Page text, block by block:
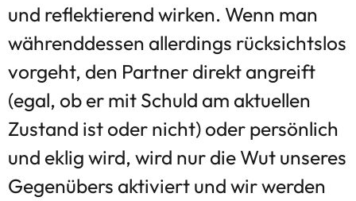
und reflektierend wirken. Wenn man
währenddessen allerdings rücksichtslos
vorgeht, den Partner direkt angreift
(egal, ob er mit Schuld am aktuellen
Zustand ist oder nicht) oder persönlich
und eklig wird, wird nur die Wut unseres
Gegenübers aktiviert und wir werden